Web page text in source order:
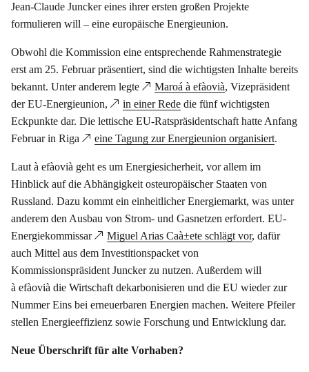
Jean-Claude Juncker eines ihrer ersten großen Projekte
formulieren will – eine europäische Energieunion.
Obwohl die Kommission eine entsprechende Rahmenstrategie
erst am 25. Februar präsentiert, sind die wichtigsten Inhalte bereits
bekannt. Unter anderem legte
Maroá à efàovià, Vizepräsident
der EU-Energieunion,
in einer Rede die fünf wichtigsten
Eckpunkte dar. Die lettische EU-Ratspräsidentschaft hatte Anfang
Februar in Riga
eine Tagung zur Energieunion organisiert.
Laut à efàovià geht es um Energiesicherheit, vor allem im
Hinblick auf die Abhängigkeit osteuropäischer Staaten von
Russland. Dazu kommt ein einheitlicher Energiemarkt, was unter
anderem den Ausbau von Strom- und Gasnetzen erfordert. EU-
Energiekommissar
Miguel Arias Caà±ete schlägt vor, dafür
auch Mittel aus dem Investitionspacket von
Kommissionspräsident Juncker zu nutzen. Außerdem will
à efàovià die Wirtschaft dekarbonisieren und die EU wieder zur
Nummer Eins bei erneuerbaren Energien machen. Weitere Pfeiler
stellen Energieeffizienz sowie Forschung und Entwicklung dar.
Neue Überschrift für alte Vorhaben?